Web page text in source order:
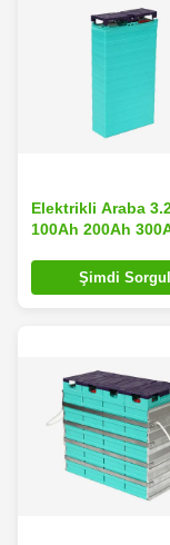
Elektrikli Araba
100Ah 200Ah
Şimdi